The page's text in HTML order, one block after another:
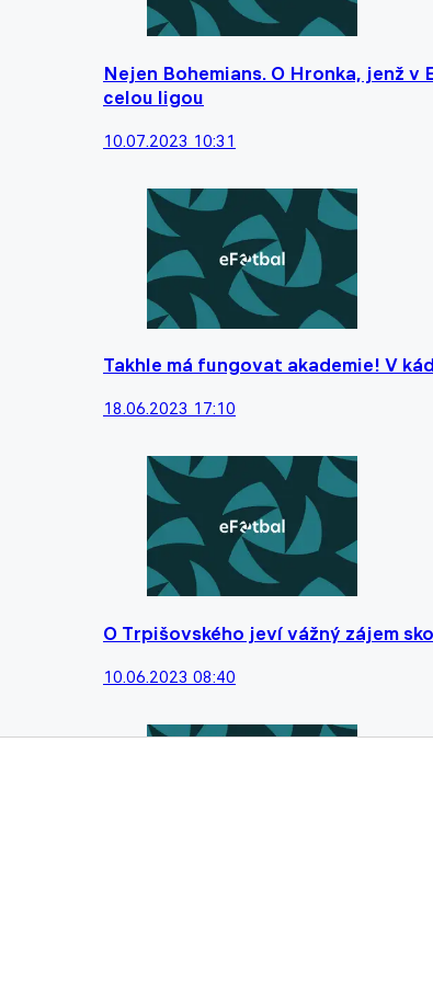
Nejen Bohemians. O Hronka, jenž
celou ligou
10.07.2023 10:31
Takhle má fungovat akademie! V
18.06.2023 17:10
O Trpišovského jeví vážný zájem
10.06.2023 08:40